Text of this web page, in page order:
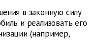
в законную силу
и реализовать его
(например,